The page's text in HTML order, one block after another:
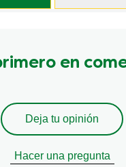
en
Deja tu opinión
Hacer una pregunta